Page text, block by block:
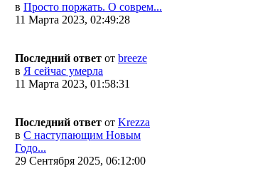
в Просто поржать. О соврем...
11 Марта 2023, 02:49:28
Последний ответ от breeze
в Я сейчас умерла
11 Марта 2023, 01:58:31
Последний ответ от Krezza
в С наступающим Новым
Годо...
29 Сентября 2025, 06:12:00